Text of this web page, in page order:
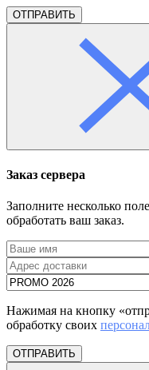
ОТПРАВИТЬ
Заказ сервера
Заполните несколько
обработать ваш заказ.
Нажимая на кнопку
обработку своих
ОТПРАВИТЬ